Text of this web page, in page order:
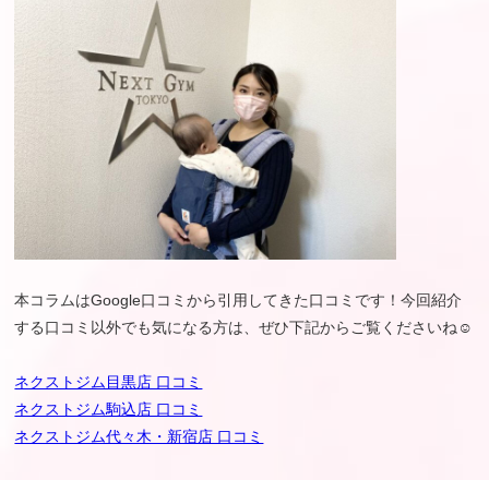
本コラムはGoogle口コミから引用してきた口コミです！今回紹介
する口コミ以外でも気になる方は、ぜひ下記からご覧くださいね☺︎
ネクストジム目黒店 口コミ
ネクストジム駒込店 口コミ
ネクストジム代々木・新宿店 口コミ